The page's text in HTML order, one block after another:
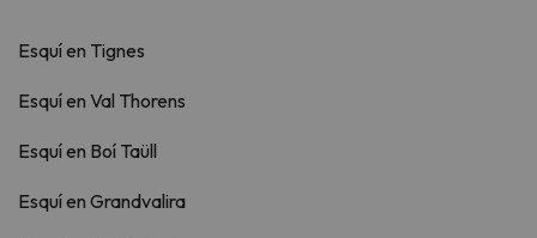
Esquí en Tignes
Esquí en Val Thorens
Esquí en Boí Taüll
Esquí en Grandvalira